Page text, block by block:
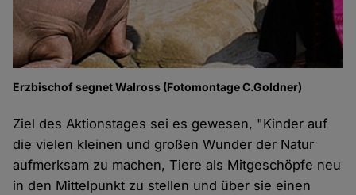
Erzbischof segnet Walross (Fotomontage C.Goldner)
Ziel des Aktionstages sei es gewesen, "Kinder auf
die vielen kleinen und großen Wunder der Natur
aufmerksam zu machen, Tiere als Mitgeschöpfe neu
in den Mittelpunkt zu stellen und über sie einen